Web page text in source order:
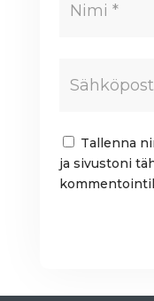
Tallenna
ja sivustoni